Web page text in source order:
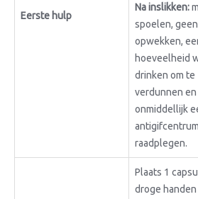
Eerste hulp
Na inslikken:
spoelen,
opwekken,
hoeveelheid
drinken om te
verdunnen en
onmiddellijk
raadplegen.
Plaats 1
droge